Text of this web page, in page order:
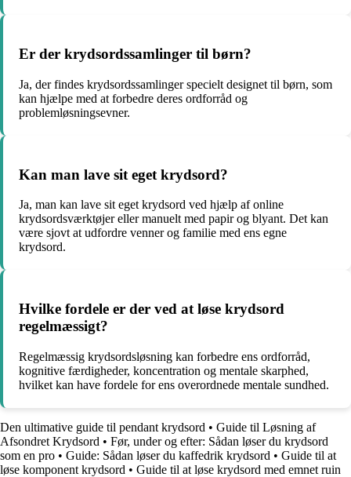
Er der krydsordssamlinger til børn?
Ja, der findes krydsordssamlinger specielt designet til børn, som
kan hjælpe med at forbedre deres ordforråd og
problemløsningsevner.
Kan man lave sit eget krydsord?
Ja, man kan lave sit eget krydsord ved hjælp af online
krydsordsværktøjer eller manuelt med papir og blyant. Det kan
være sjovt at udfordre venner og familie med ens egne
krydsord.
Hvilke fordele er der ved at løse krydsord
regelmæssigt?
Regelmæssig krydsordsløsning kan forbedre ens ordforråd,
kognitive færdigheder, koncentration og mentale skarphed,
hvilket kan have fordele for ens overordnede mentale sundhed.
Den ultimative guide til pendant krydsord • Guide til Løsning af
Afsondret Krydsord • Før, under og efter: Sådan løser du krydsord
som en pro • Guide: Sådan løser du kaffedrik krydsord • Guide til at
løse komponent krydsord • Guide til at løse krydsord med emnet ruin